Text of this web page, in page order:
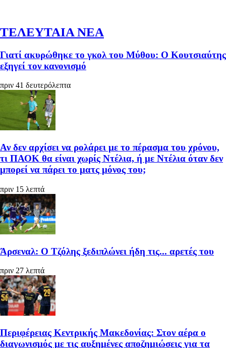
ΤΕΛΕΥΤΑΙΑ ΝΕΑ
Γιατί ακυρώθηκε το γκολ του Μύθου: Ο Κουτσιαύτης
εξηγεί τον κανονισμό
πριν 41 δευτερόλεπτα
Αν δεν αρχίσει να ρολάρει με το πέρασμα του χρόνου,
τι ΠΑΟΚ θα είναι χωρίς Ντέλια, ή με Ντέλια όταν δεν
μπορεί να πάρει το ματς μόνος του;
πριν 15 λεπτά
Άρσεναλ: Ο Τζόλης ξεδιπλώνει ήδη τις... αρετές του
πριν 27 λεπτά
Περιφέρειας Κεντρικής Μακεδονίας: Στον αέρα ο
διαγωνισμός με τις αυξημένες αποζημιώσεις για τα